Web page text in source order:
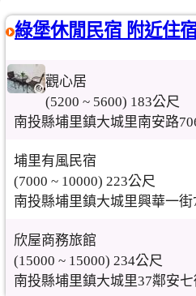
綠堡休閒民宿 附近住
觀心居
(5200 ~ 5600) 183公尺
南投縣埔里鎮大城里南安路
埔里有風民宿
(7000 ~ 10000) 223公尺
南投縣埔里鎮大城里興華一街
欣屋商務旅館
(15000 ~ 15000) 234公尺
南投縣埔里鎮大城里37鄰安